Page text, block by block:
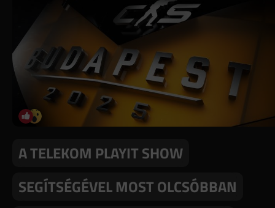
A TELEKOM PLAYIT SHOW
SEGÍTSÉGÉVEL MOST OLCSÓBBAN